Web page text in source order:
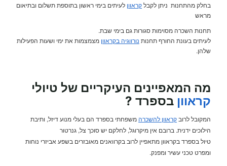
בחלק מהתחנות ניתן לקבלקראוון לעיתים בימי ראשון בתוספת תשלום ובתיאום
מראש
תחנות השכרה מסוימות סגורות גם בימי שבת.
לעיתים בעונת החורף תחנות נורווגיה בקראוון מצמצמות את ימי ושעות הפעילות
שלהן.
מה המאפיינים העיקריים של טיולי
קראוון בספרד ?
המקובל לרובקראוון להשכרהמשפחתי בספרד הם בעלי מנוע דיזל, ותיבת
הילוכים ידנית. ברובם אין מיקרוגל, לחלקם יש סוכך צל, גנרטור
טיול בספרד בקראוון מתאפיין לרוב בקרוואנים מאובזרים בשפע אביזרי נוחות
ומפרט טכני עשיר ומפנק.